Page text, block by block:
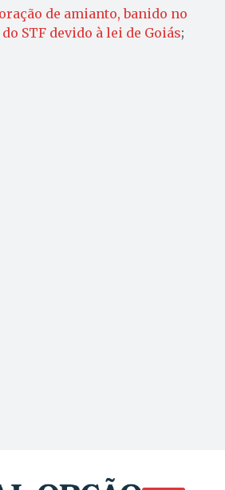
de amianto, banido no
STF devido à lei de Goiás;